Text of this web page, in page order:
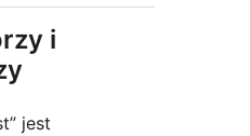
i
jest